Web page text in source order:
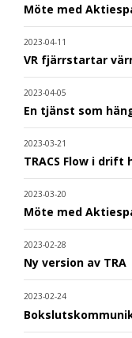
Möte med
2023-04-11
VR fjärrstartar
2023-04-05
En tjänst som
2023-03-21
TRACS Flow i drift
2023-03-20
Möte med
2023-02-28
Ny version av TRA
2023-02-24